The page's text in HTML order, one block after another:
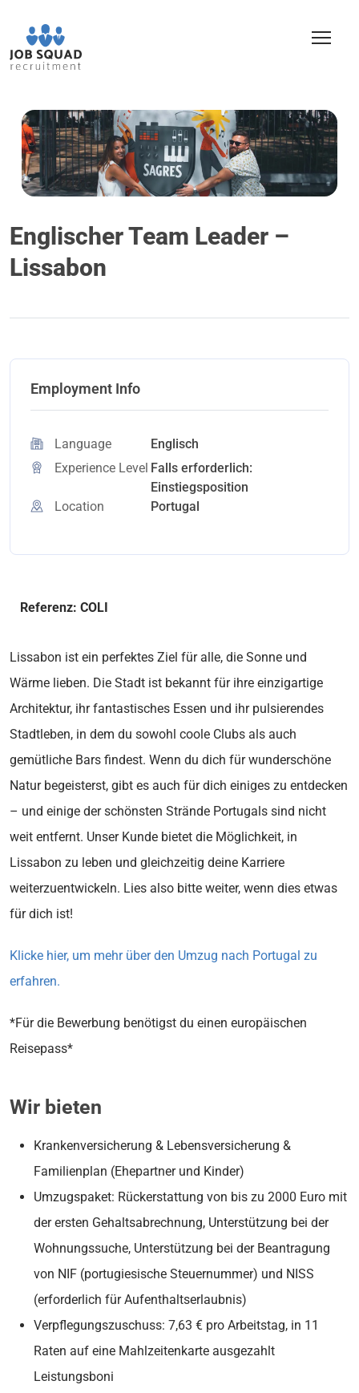
Englischer Team Leader –
Lissabon
Employment Info
Language
Englisch
Experience Level Falls erforderlich:
Einstiegsposition
Location
Portugal
Referenz: COLI
Lissabon ist ein perfektes Ziel für alle, die Sonne und
Wärme lieben. Die Stadt ist bekannt für ihre einzigartige
Architektur, ihr fantastisches Essen und ihr pulsierendes
Stadtleben, in dem du sowohl coole Clubs als auch
gemütliche Bars findest. Wenn du dich für wunderschöne
Natur begeisterst, gibt es auch für dich einiges zu entdecken
– und einige der schönsten Strände Portugals sind nicht
weit entfernt. Unser Kunde bietet die Möglichkeit, in
Lissabon zu leben und gleichzeitig deine Karriere
weiterzuentwickeln. Lies also bitte weiter, wenn dies etwas
für dich ist!
Klicke hier, um mehr über den Umzug nach Portugal zu
erfahren.
*Für die Bewerbung benötigst du einen europäischen
Reisepass*
Wir bieten
Krankenversicherung & Lebensversicherung &
Familienplan (Ehepartner und Kinder)
Umzugspaket: Rückerstattung von bis zu 2000 Euro mit
der ersten Gehaltsabrechnung, Unterstützung bei der
Wohnungssuche, Unterstützung bei der Beantragung
von NIF (portugiesische Steuernummer) und NISS
(erforderlich für Aufenthaltserlaubnis)
Verpflegungszuschuss: 7,63 € pro Arbeitstag, in 11
Raten auf eine Mahlzeitenkarte ausgezahlt
Leistungsboni